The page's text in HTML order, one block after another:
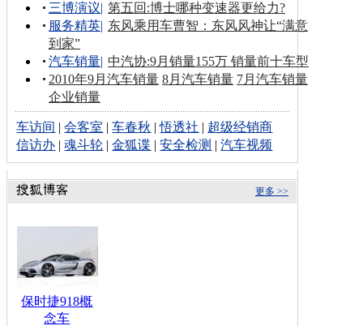
三博演议| 第五回:博士哪种变速器更给力?
服务精英| 东风乘用车曹智：东风风神让“满意
到家”
汽车销量| 中汽协:9月销量155万 销量前十车型
2010年9月汽车销量 8月汽车销量 7月汽车销量
企业销量
车访间 |会客室 |车春秋 |悟透社 | 超级经销商
信访办 |魂斗轮 |金狐谍 |安全检测 |汽车视频
更多 >>
保时捷918概
念车